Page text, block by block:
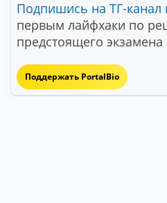
Подпишись на ТГ-канал
первым лайфхаки по
предстоящего экзамена
Поддержать PortalBio